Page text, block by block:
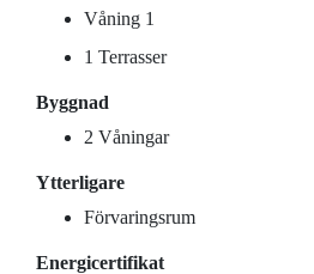
Våning 1
1 Terrasser
Byggnad
2 Våningar
Ytterligare
Förvaringsrum
Energicertifikat